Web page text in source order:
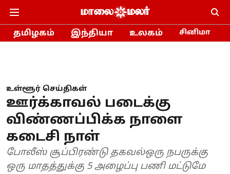
தமிழகம் இந்தியா உலகம் சினிமா
உள்ளூர் செய்திகள்
ஊர்க்காவல் படைக்கு
விண்ணப்பிக்க நாளை
கடைசி நாள்
போலீஸ் சூப்பிரண்டு தகவல்ஒரு நபருக்கு
ஒரு மாதத்துக்கு 5 அழைப்பு பணி மட்டுமே